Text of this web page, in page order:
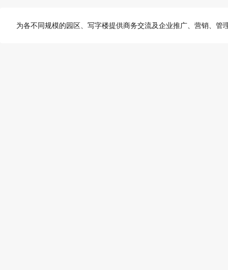
为各不同规模的园区、写字楼提供商务交流及企业推广、营销、管